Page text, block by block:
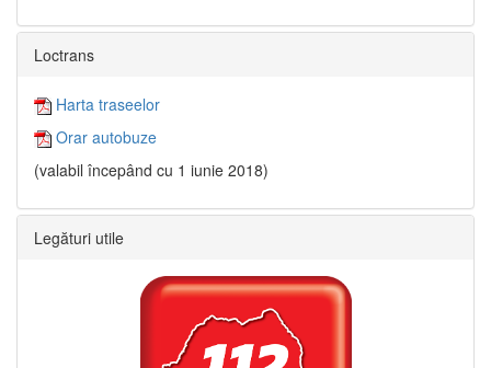
Loctrans
Harta traseelor
Orar autobuze
(valabil începând cu 1 iunie 2018)
Legături utile